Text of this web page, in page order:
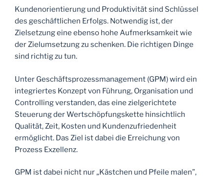
Kundenorientierung und Produktivität sind Schlüssel
des geschäftlichen Erfolgs. Notwendig ist, der
Zielsetzung eine ebenso hohe Aufmerksamkeit wie
der Zielumsetzung zu schenken. Die richtigen Dinge
sind richtig zu tun.
Unter Geschäftsprozessmanagement (GPM) wird ein
integriertes Konzept von Führung, Organisation und
Controlling verstanden, das eine zielgerichtete
Steuerung der Wertschöpfungskette hinsichtlich
Qualität, Zeit, Kosten und Kundenzufriedenheit
ermöglicht. Das Ziel ist dabei die Erreichung von
Prozess Exzellenz.
GPM ist dabei nicht nur „Kästchen und Pfeile malen”,